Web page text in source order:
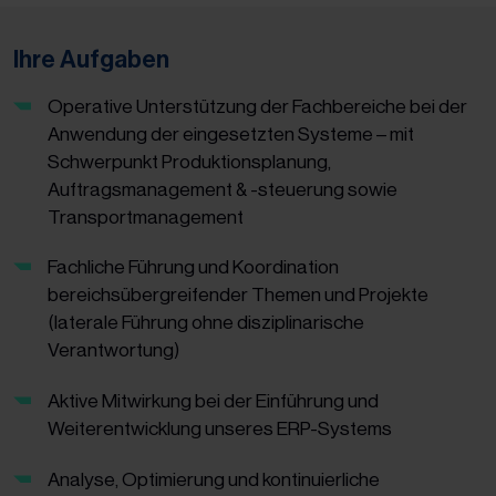
Ihre Aufgaben
Operative Unterstützung der Fachbereiche bei der
Anwendung der eingesetzten Systeme – mit
Schwerpunkt Produktionsplanung,
Auftragsmanagement & -steuerung sowie
Transportmanagement
Fachliche Führung und Koordination
bereichsübergreifender Themen und Projekte
(laterale Führung ohne disziplinarische
Verantwortung)
Aktive Mitwirkung bei der Einführung und
Weiterentwicklung unseres ERP-Systems
Analyse, Optimierung und kontinuierliche